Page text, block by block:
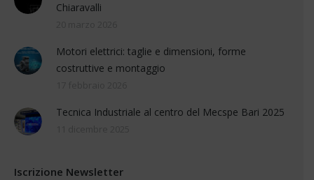
Chiaravalli
Motori elettrici: taglie e dimensioni, forme
costruttive e montaggio
Tecnica Industriale al centro del Mecspe Bari 2025
Iscrizione Newsletter